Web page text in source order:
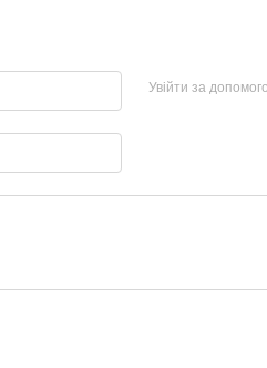
Увійти за